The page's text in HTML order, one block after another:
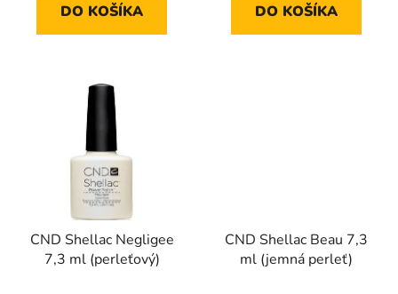
DO KOŠÍKA DO KOŠÍKA
CND Shellac Negligee
7,3 ml (perleťový)
CND Shellac Beau 7,3
ml (jemná perleť)